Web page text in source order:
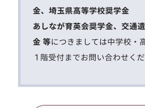
金、埼玉県高等学校奨学金
あしなが育英会奨学金、交通
金 等につきましては中学校・
１階受付までお問い合わせくだ